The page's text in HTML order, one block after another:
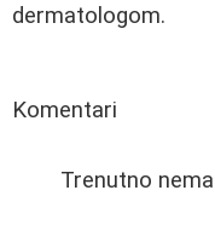
dermatologom.
Komentari
Trenutno